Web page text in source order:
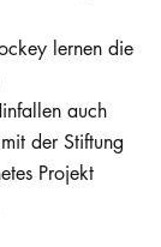
lernen die
auch
der Stiftung
Projekt